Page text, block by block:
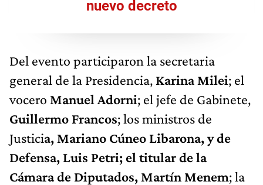
nuevo decreto
Del evento participaron la secretaria
general de la Presidencia, Karina Milei; el
vocero Manuel Adorni; el jefe de Gabinete,
Guillermo Francos; los ministros de
Justicia, Mariano Cúneo Libarona, y de
Defensa, Luis Petri; el titular de la
Cámara de Diputados, Martín Menem; la